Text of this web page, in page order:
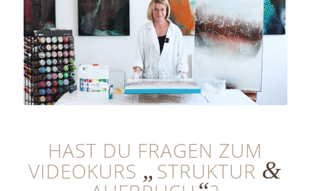
HAST DU FRAGEN ZUM
VIDEOKURS „STRUKTUR &